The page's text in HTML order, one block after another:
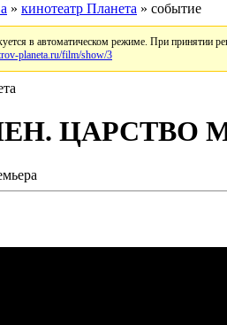
» кинотеатр Планета » событие
в автоматическом режиме. При принятии
planeta.ru/film/show/3
ЦАРСТВО